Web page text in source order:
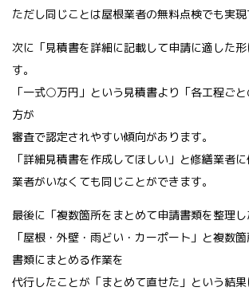
ただし同じことは屋根業者の無料点検でも実現
次に「見積書を詳細に記載して申請に適した
す。
「一式○万円」という見積書より「各工程ご
方が
審査で認定されやすい傾向があります。
「詳細見積書を作成してほしい」と修繕業者に
業者がいなくても同じことができます。
最後に「複数箇所をまとめて申請書類を整理し
「屋根・外壁・雨どい・カーポート」と複数
書類にまとめる作業を
代行したことが「まとめて直せた」という結